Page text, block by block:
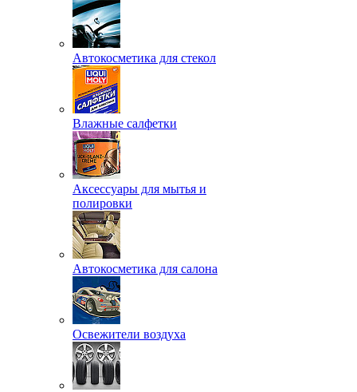
Автокосметика для стекол
Влажные салфетки
Аксессуары для мытья и
полировки
Автокосметика для салона
Освежители воздуха